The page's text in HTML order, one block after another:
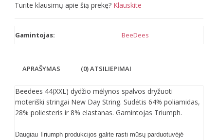
Turite klausimų apie šią prekę? Klauskite
Gamintojas: BeeDees
APRAŠYMAS (0) ATSILIEPIMAI
Beedees 44(XXL) dydžio mėlynos spalvos dryžuoti
moteriški stringai New Day String. Sudėtis 64% poliamidas,
28% poliesteris ir 8% elastanas. Gamintojas Triumph.
Daugiau Triumph produkcijos galite rasti mūsų parduotuvėjė